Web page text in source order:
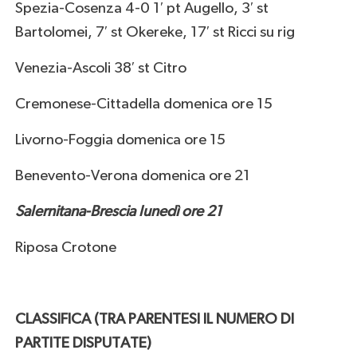
Spezia-Cosenza 4-0 1′ pt Augello, 3′ st
Bartolomei, 7′ st Okereke, 17′ st Ricci su rig
Venezia-Ascoli 38′ st Citro
Cremonese-Cittadella domenica ore 15
Livorno-Foggia domenica ore 15
Benevento-Verona domenica ore 21
Salernitana-Brescia lunedì ore 21
Riposa Crotone
CLASSIFICA (TRA PARENTESI IL NUMERO DI
PARTITE DISPUTATE)